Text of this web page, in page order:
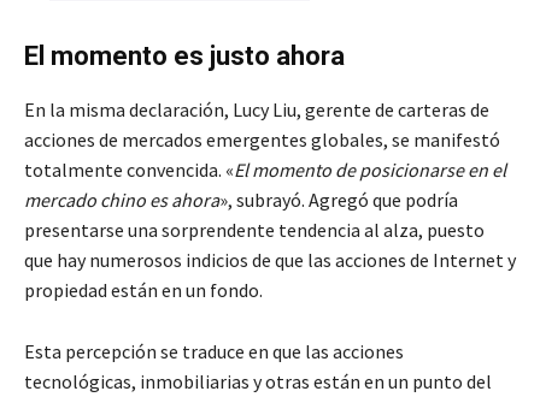
El momento es justo ahora
En la misma declaración, Lucy Liu, gerente de carteras de
acciones de mercados emergentes globales, se manifestó
totalmente convencida. «El momento de posicionarse en el
mercado chino es ahora», subrayó. Agregó que podría
presentarse una sorprendente tendencia al alza, puesto
que hay numerosos indicios de que las acciones de Internet y
propiedad están en un fondo.
Esta percepción se traduce en que las acciones
tecnológicas, inmobiliarias y otras están en un punto del